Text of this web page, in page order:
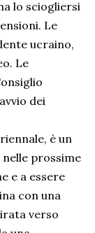
lo sciogliersi
Le
ucraino,
Le
dei
è un
prossime
e a essere
con una
verso